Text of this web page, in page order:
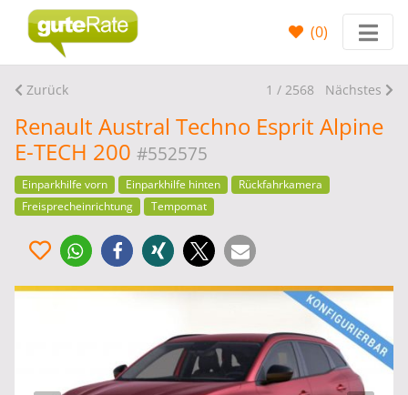
(0)
Zurück 1 / 2568 Nächstes
Renault Austral Techno Esprit Alpine
E-TECH 200 #552575
Einparkhilfe vorn Einparkhilfe hinten
Rückfahrkamera
Freisprecheinrichtung
Tempomat